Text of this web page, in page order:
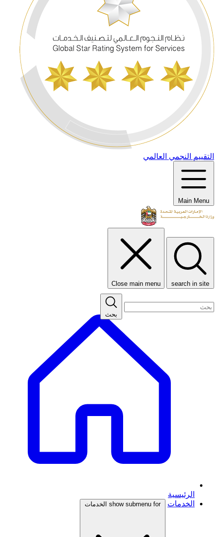
التقييم النجمي العالمي
Main Menu
search in site
Close main menu
بحث
الرئيسية
الخدمات
show submenu for الخدمات